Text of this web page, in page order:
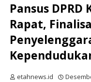
Pansus
Rapat,
etahnews.id